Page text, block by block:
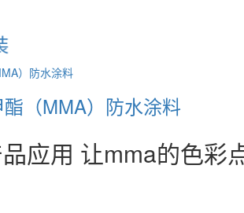
（MMA）防水涂料
应用 让mma的色彩